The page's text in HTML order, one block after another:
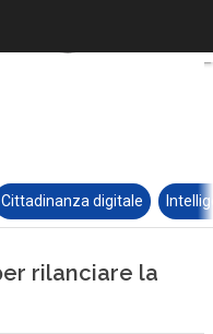
Cittadinanza digitale
rilanciare la